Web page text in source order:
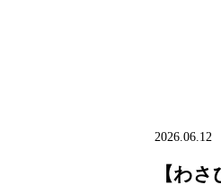
2026.06.12
【わ